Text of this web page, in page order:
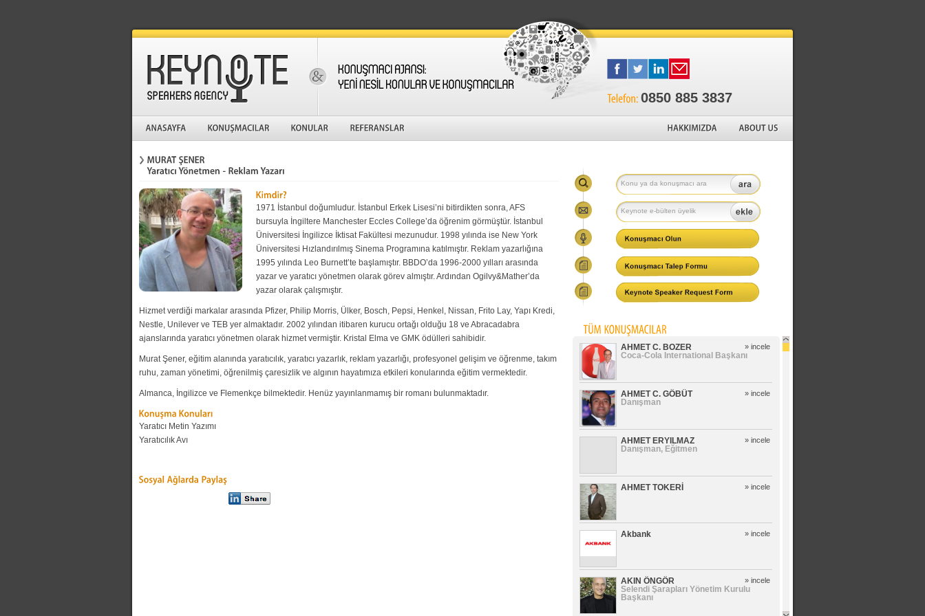
0850 885 3837
1971 İstanbul doğumludur. İstanbul Erkek Lisesi’ni bitirdikten sonra, AFS
bursuyla İngiltere Manchester Eccles College’da öğrenim görmüştür. İstanbul
Üniversitesi İngilizce İktisat Fakültesi mezunudur. 1998 yılında ise New York
Üniversitesi Hızlandırılmış Sinema Programına katılmıştır. Reklam yazarlığına
1995 yılında Leo Burnett’te başlamıştır. BBDO’da 1996-2000 yılları arasında
yazar ve yaratıcı yönetmen olarak görev almıştır. Ardından Ogilvy&Mather’da
yazar olarak çalışmıştır.
Hizmet verdiği markalar arasında Pfizer, Philip Morris, Ülker, Bosch, Pepsi, Henkel, Nissan, Frito Lay, Yapı Kredi,
Nestle, Unilever ve TEB yer almaktadır. 2002 yılından itibaren kurucu ortağı olduğu 18 ve Abracadabra
ajanslarında yaratıcı yönetmen olarak hizmet vermiştir. Kristal Elma ve GMK ödülleri sahibidir.
Murat Şener, eğitim alanında yaratıcılık, yaratıcı yazarlık, reklam yazarlığı, profesyonel gelişim ve öğrenme, takım
ruhu, zaman yönetimi, öğrenilmiş çaresizlik ve algının hayatımıza etkileri konularında eğitim vermektedir.
Almanca, İngilizce ve Flemenkçe bilmektedir. Henüz yayınlanmamış bir romanı bulunmaktadır.
Yaratıcı Metin Yazımı
Yaratıcılık Avı